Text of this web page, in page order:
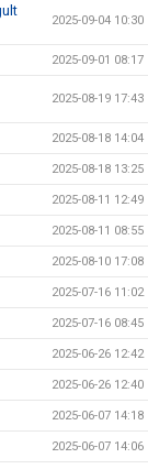
2025-09-04 10:30
2025-09-01 08:17
2025-08-19 17:43
2025-08-18 14:04
2025-08-18 13:25
2025-08-11 12:49
2025-08-11 08:55
2025-08-10 17:08
2025-07-16 11:02
2025-07-16 08:45
2025-06-26 12:42
2025-06-26 12:40
2025-06-07 14:18
2025-06-07 14:06